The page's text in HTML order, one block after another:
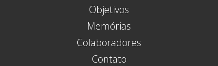
Objetivos
Memórias
Colaboradores
Contato